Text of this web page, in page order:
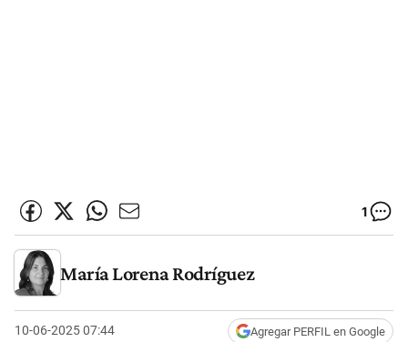
1
María Lorena Rodríguez
10-06-2025 07:44 Agregar PERFIL en Google